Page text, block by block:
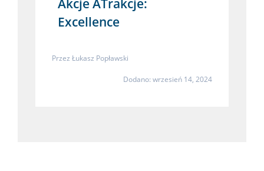
Akcje ATrakcje:
Excellence
Przez Łukasz Popławski
Dodano: wrzesień 14, 2024